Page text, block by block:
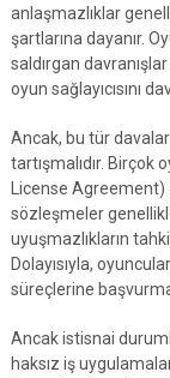
anlaşmazlıklar
şartlarına dayanır.
saldırgan
oyun sağlayıcısını
Ancak, bu tür
tartışmalıdır. Birçok
License
sözleşmeler
uyuşmazlıkların
Dolayısıyla,
süreçlerine
Ancak istisnai
haksız iş